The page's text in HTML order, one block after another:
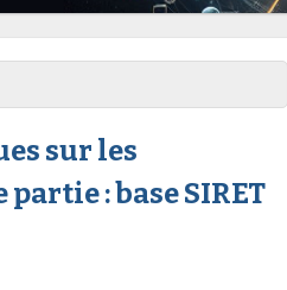
sur les
partie : base SIRET